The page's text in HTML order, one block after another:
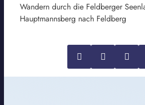
Wandern durch die Feldberger
Hauptmannsberg nach Feldberg